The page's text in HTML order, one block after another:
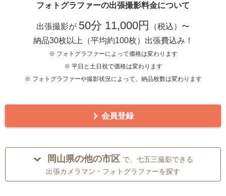
フォトグラファーの出張撮影料金について
出張撮影が 50分 11,000円
（税込）〜
納品30枚以上（平均約100枚）出張費込み！
※ フォトグラファーによって価格は変わります
※ 平日と土日祝で価格は変わります
※ フォトグラファーや撮影状況によって、納品枚数は変わります
会員登録
岡山県の他の市区 で、七五三撮影できる
出張カメラマン・フォトグラファーを探す